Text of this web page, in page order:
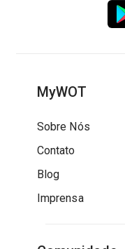
MyWOT
Sobre Nós
Contato
Blog
Imprensa